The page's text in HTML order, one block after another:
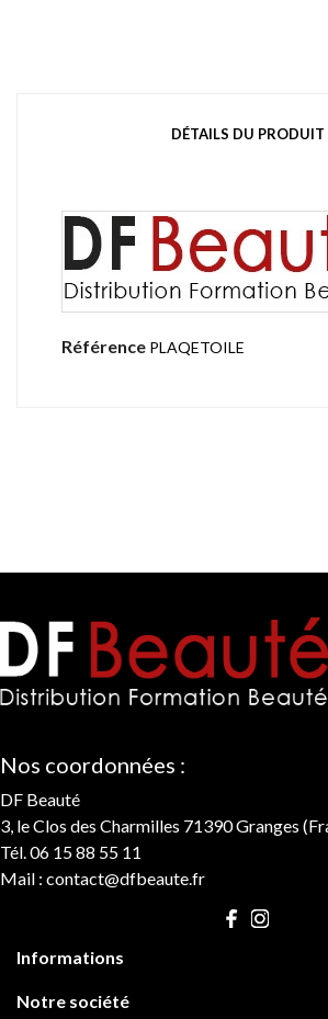
DÉTAILS DU PRODUIT
Référence PLAQETOILE
Nos coordonnées :
DF Beauté
3, le Clos des Charmilles 71390 Granges
Tél. 06 15 88 55 11
Mail : contact@dfbeaute.fr
Informations
Notre société